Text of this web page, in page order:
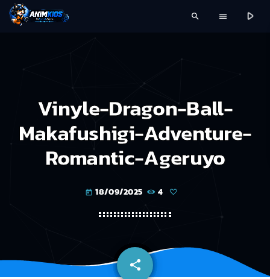
search menu play_arrow
Vinyle-Dragon-Ball-
Makafushigi-Adventure-
Romantic-Ageruyo
today 18/09/2025 4
share
email